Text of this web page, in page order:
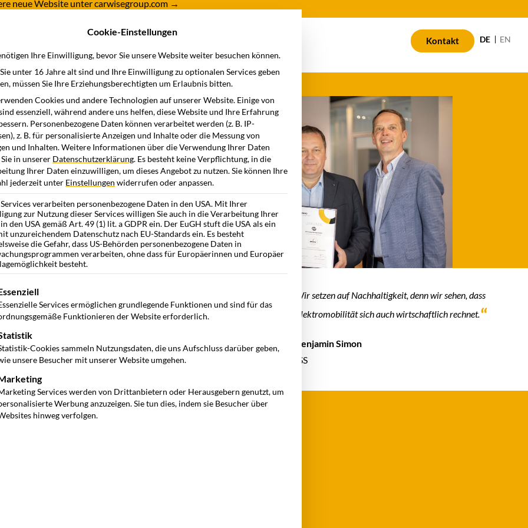
neue Website unter carwisegroup.com →
Branchen Wissensstation Kontakt DE EN
Wir setzen auf Nachhaltigkeit, denn wir sehen, dass
Elektromobilität sich auch wirtschaftlich rechnet.
Benjamin Simon
ISS
Cookie-Einstellungen
Ihre Einwilligung, bevor Sie unsere Website weiter besuchen können.
unter 16 Jahre alt sind und Ihre Einwilligung zu optionalen Services geben
müssen Sie Ihre Erziehungsberechtigten um Erlaubnis bitten.
Cookies und andere Technologien auf unserer Website. Einige von
essenziell, während andere uns helfen, diese Website und Ihre Erfahrung
Personenbezogene Daten können verarbeitet werden (z. B. IP-
z. B. für personalisierte Anzeigen und Inhalte oder die Messung von
und Inhalten.Weitere Informationen über die Verwendung Ihrer Daten
in unserer Datenschutzerklärung. Es besteht keine Verpflichtung, in die
Ihrer Daten einzuwilligen, um dieses Angebot zu nutzen.Sie können Ihre
jederzeit unter Einstellungen widerrufen oder anpassen.
verarbeiten personenbezogene Daten in den USA. Mit Ihrer
zur Nutzung dieser Services willigen Sie auch in die Verarbeitung Ihrer
den USA gemäß Art. 49 (1) lit. a GDPR ein. Der EuGH stuft die USA als ein
unzureichendem Datenschutz nach EU-Standards ein. Es besteht
die Gefahr, dass US-Behörden personenbezogene Daten in
verarbeiten, ohne dass für Europäerinnen und Europäer
besteht.
eine Liste der Service-Gruppen, für die eine Einwilligung erteilt werden kann. Die erste Service-Gruppe ist essenziell und kann
Services ermöglichen grundlegende Funktionen und sind für das
Funktionieren der Website erforderlich.
Cookies sammeln Nutzungsdaten, die uns Aufschluss darüber geben,
unsere Besucher mit unserer Website umgehen.
Services werden von Drittanbietern oder Herausgebern genutzt, um
Werbung anzuzeigen. Sie tun dies, indem sie Besucher über
hinweg verfolgen.